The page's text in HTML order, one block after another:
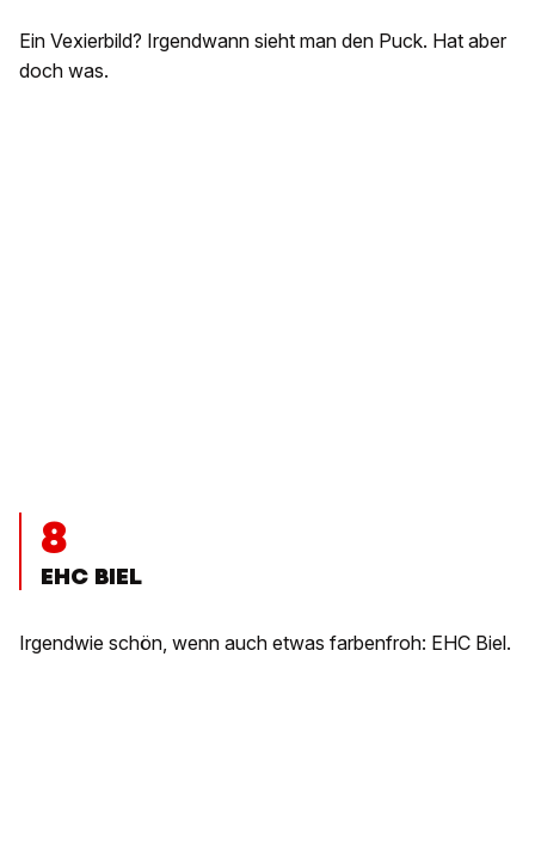
Ein Vexierbild? Irgendwann sieht man den Puck. Hat aber
doch was.
8
EHC BIEL
Irgendwie schön, wenn auch etwas farbenfroh: EHC Biel.